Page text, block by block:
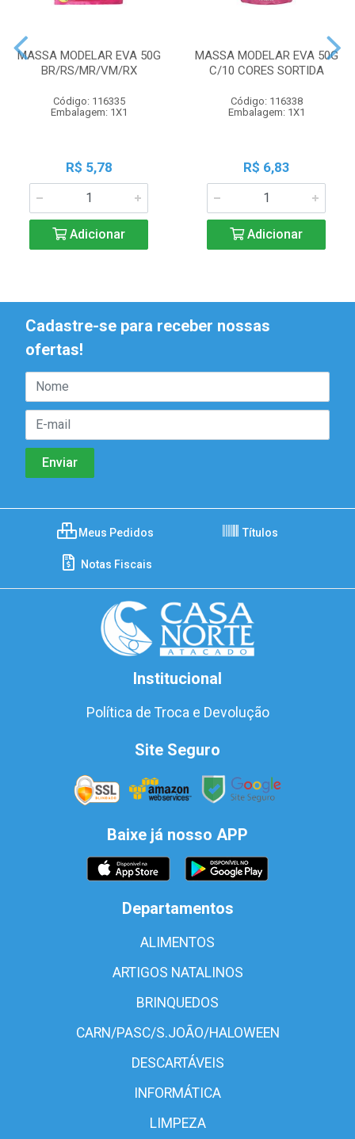
MASSA MODELAR EVA 50G
BR/RS/MR/VM/RX
Código: 116335
Embalagem: 1X1
R$ 5,78
Adicionar
MASSA MODELAR EVA 50G
C/10 CORES SORTIDA
Código: 116338
Embalagem: 1X1
R$ 6,83
Adicionar
Cadastre-se para receber nossas
ofertas!
Meus Pedidos Títulos
Notas Fiscais
Institucional
Política de Troca e Devolução
Site Seguro
Baixe já nosso APP
Departamentos
ALIMENTOS
ARTIGOS NATALINOS
BRINQUEDOS
CARN/PASC/S.JOÃO/HALOWEEN
DESCARTÁVEIS
INFORMÁTICA
LIMPEZA